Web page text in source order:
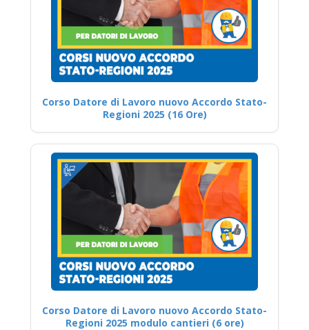
Corso Datore di Lavoro nuovo Accordo Stato-
Regioni 2025 (16 Ore)
Corso Datore di Lavoro nuovo Accordo Stato-
Regioni 2025 modulo cantieri (6 ore)